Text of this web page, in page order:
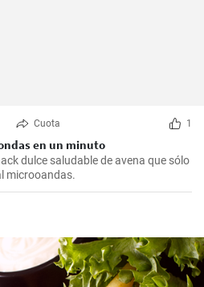
Cuota 1
en un minuto
dulce saludable de avena que sólo
microoandas.